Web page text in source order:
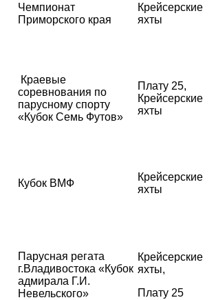
Чемпионат
Приморского края
Крейсерские
яхты
Краевые
соревнования по
парусному спорту
«Кубок Семь Футов»
Плату 25,
Крейсерские
яхты
Кубок ВМФ
Крейсерские
яхты
Парусная регата
г.Владивостока «Кубок
адмирала Г.И.
Невельского»
Крейсерские
яхты,
Плату 25